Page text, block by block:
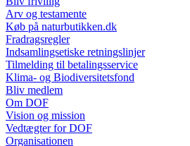
Arv og testamente
Køb på naturbutikken.dk
Fradragsregler
Indsamlingsetiske retningslinjer
Tilmelding til betalingsservice
Klima- og Biodiversitetsfond
Bliv medlem
Om DOF
Vision og mission
Vedtægter for DOF
Organisationen